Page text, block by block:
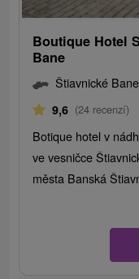
Boutique Hotel
Bane
Štiavnické Bane
9,6 (24 recenzí)
Botique hotel v
ve vesničce
města Banská